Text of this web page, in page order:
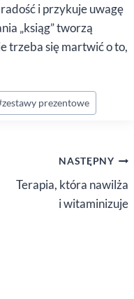
i przykuje uwagę
„ksiąg” tworzą
trzeba się martwić o to,
zestawy prezentowe
NASTĘPNY
Terapia, która nawilża
i witaminizuje